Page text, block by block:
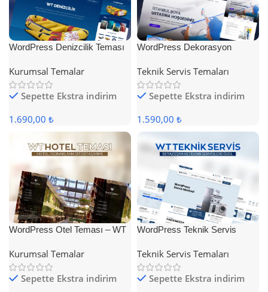
WordPress Denizcilik Teması
Kurumsal Temalar
Sepette Ekstra indirim
1.690,00 ₺
WordPress Dekorasyon
Teknik Servis Temaları
Sepette Ekstra indirim
1.590,00 ₺
WordPress Otel Teması – WT
Kurumsal Temalar
Sepette Ekstra indirim
WordPress Teknik Servis
Teknik Servis Temaları
Sepette Ekstra indirim